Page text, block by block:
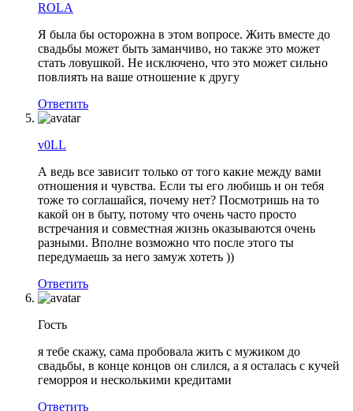
ROLA
Я была бы осторожна в этом вопросе. Жить вместе до
свадьбы может быть заманчиво, но также это может
стать ловушкой. Не исключено, что это может сильно
повлиять на ваше отношение к другу
Ответить
v0LL
А ведь все зависит только от того какие между вами
отношения и чувства. Если ты его любишь и он тебя
тоже то соглашайся, почему нет? Посмотришь на то
какой он в быту, потому что очень часто просто
встречания и совместная жизнь оказываются очень
разными. Вполне возможно что после этого ты
передумаешь за него замуж хотеть ))
Ответить
Гость
я тебе скажу, сама пробовала жить с мужиком до
свадьбы, в конце концов он слился, а я осталась с кучей
геморроя и несколькими кредитами
Ответить